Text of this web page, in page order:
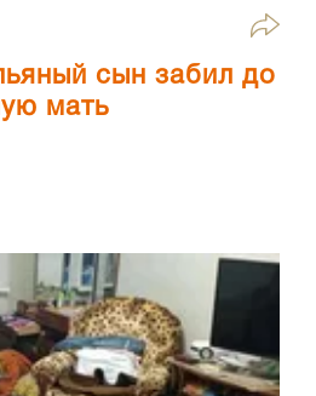
сын забил до
мать